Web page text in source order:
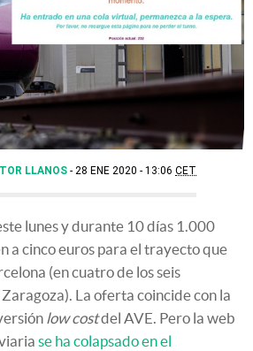
LLANOS 28 ENE 2020 - 13:06 CET
lunes y durante 10 días 1.000
a cinco euros para el trayecto que
(en cuatro de los seis
La oferta coincide con la
low costdel AVE. Pero la web
se ha colapsado en el